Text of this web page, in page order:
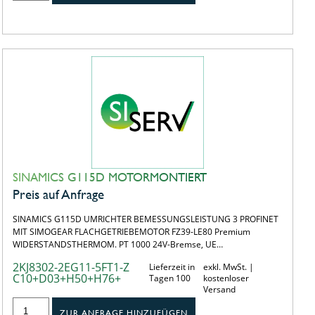
SINAMICS G115D MOTORMONTIERT
Preis auf Anfrage
SINAMICS G115D UMRICHTER BEMESSUNGSLEISTUNG 3 PROFINET
MIT SIMOGEAR FLACHGETRIEBEMOTOR FZ39-LE80 Premium
WIDERSTANDSTHERMOM. PT 1000 24V-Bremse, UE…
2KJ8302-2EG11-5FT1-Z
C10+D03+H50+H76+
Lieferzeit in
Tagen 100
exkl. MwSt. |
kostenloser
Versand
ZUR ANFRAGE HINZUFÜGEN